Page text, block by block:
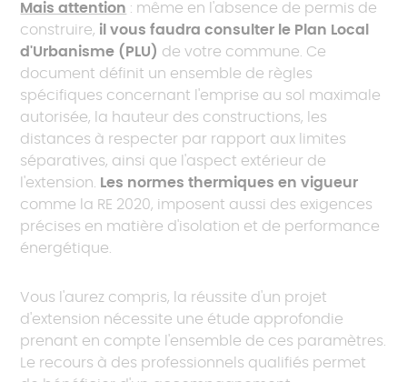
Mais attention : même en l'absence de permis de
construire, il vous faudra consulter le Plan Local
d'Urbanisme (PLU) de votre commune. Ce
document définit un ensemble de règles
spécifiques concernant l'emprise au sol maximale
autorisée, la hauteur des constructions, les
distances à respecter par rapport aux limites
séparatives, ainsi que l'aspect extérieur de
l'extension. Les normes thermiques en vigueur
comme la RE 2020, imposent aussi des exigences
précises en matière d'isolation et de performance
énergétique.
Vous l'aurez compris, la réussite d'un projet
d'extension nécessite une étude approfondie
prenant en compte l'ensemble de ces paramètres.
Le recours à des professionnels qualifiés permet